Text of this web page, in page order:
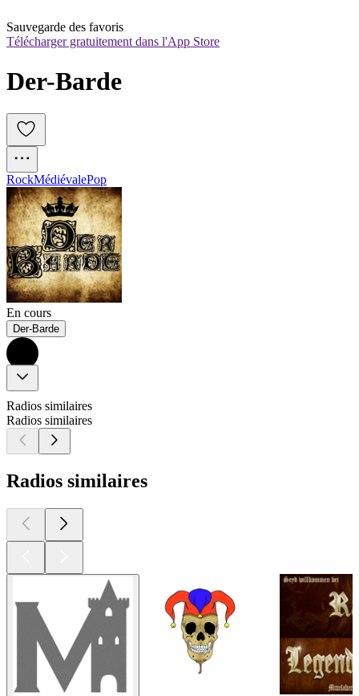
Sauvegarde des favoris
Télécharger gratuitement dans l'App Store
Der-Barde
RockMédiévalePop
En cours
Der-Barde
Radios similaires
Radios similaires
Radios similaires